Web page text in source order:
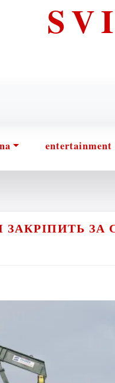
entertainment
ЗА